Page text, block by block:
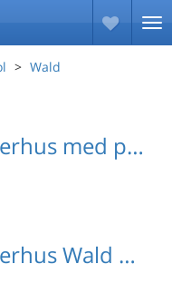
Wald
Sommerhus med pool Wald
Sommerhus Wald med hund